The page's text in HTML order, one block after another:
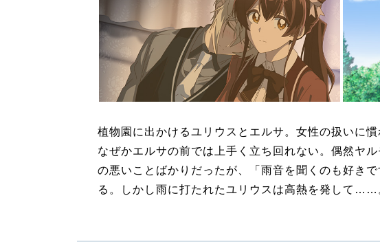
植物園に出かけるユリウスとエルサ。女性の扱いに
なぜかエルサの前では上手く立ち回れない。偶然ヤ
の悪いことばかりだったが、「雨音を聞くのも好き
る。しかし雨に打たれたユリウスは高熱を発して……